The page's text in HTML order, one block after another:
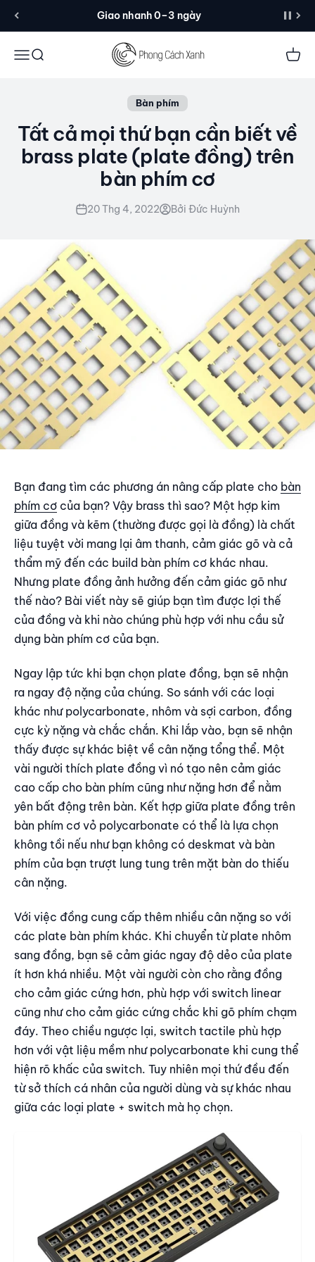
Giao nhanh 0–3 ngày
MenuTìm kiếm Giỏ
Bàn phím
Tất cả mọi thứ bạn cần biết về
brass plate (plate đồng) trên
bàn phím cơ
20 Thg 4, 2022 Bởi Đức Huỳnh
Bạn đang tìm các phương án nâng cấp plate cho bàn
phím cơ của bạn? Vậy brass thì sao? Một hợp kim
giữa đồng và kẽm (thường được gọi là đồng) là chất
liệu tuyệt vời mang lại âm thanh, cảm giác gõ và cả
thẩm mỹ đến các build bàn phím cơ khác nhau.
Nhưng plate đồng ảnh hưởng đến cảm giác gõ như
thế nào? Bài viết này sẽ giúp bạn tìm được lợi thế
của đồng và khi nào chúng phù hợp với nhu cầu sử
dụng bàn phím cơ của bạn.
Ngay lập tức khi bạn chọn plate đồng, bạn sẽ nhận
ra ngay độ nặng của chúng. So sánh với các loại
khác như polycarbonate, nhôm và sợi carbon, đồng
cực kỳ nặng và chắc chắn. Khi lắp vào, bạn sẽ nhận
thấy được sự khác biệt về cân nặng tổng thể. Một
vài người thích plate đồng vì nó tạo nên cảm giác
cao cấp cho bàn phím cũng như nặng hơn để nằm
yên bất động trên bàn. Kết hợp giữa plate đồng trên
bàn phím cơ vỏ polycarbonate có thể là lựa chọn
không tồi nếu như bạn không có deskmat và bàn
phím của bạn trượt lung tung trên mặt bàn do thiếu
cân nặng.
Với việc đồng cung cấp thêm nhiều cân nặng so với
các plate bàn phím khác. Khi chuyển từ plate nhôm
sang đồng, bạn sẽ cảm giác ngay độ dẻo của plate
ít hơn khá nhiều. Một vài người còn cho rằng đồng
cho cảm giác cứng hơn, phù hợp với switch linear
cũng như cho cảm giác cứng chắc khi gõ phím chạm
đáy. Theo chiều ngược lại, switch tactile phù hợp
hơn với vật liệu mềm như polycarbonate khi cung thể
hiện rõ khấc của switch. Tuy nhiên mọi thứ đều đến
từ sở thích cá nhân của người dùng và sự khác nhau
giữa các loại plate + switch mà họ chọn.